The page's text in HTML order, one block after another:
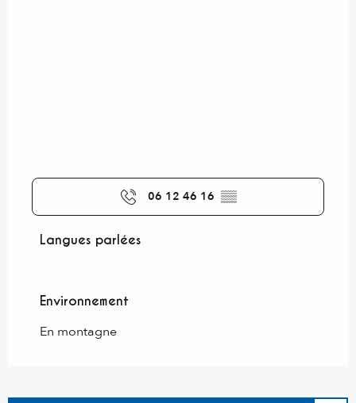
06 12 46 16 ▒▒
Langues parlées
Langues parlées
Environnement
Environnement
En montagne